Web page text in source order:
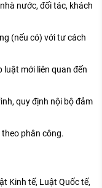
nước, đối tác, khách
(nếu có) với tư cách
luật mới liên quan đến
quy định nội bộ đảm
phân công.
Kinh tế, Luật Quốc tế,